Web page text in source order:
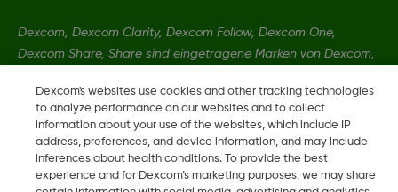
Dexcom, Dexcom Clarity, Dexcom Follow, Dexcom One,
Dexcom Share, Share sind eingetragene Marken von Dexcom,
eingetragen.
MAT-6661
Dexcom's websites use cookies and other tracking technologies
to analyze performance on our websites and to collect
information about your use of the websites, which include IP
address, preferences, and device information, and may include
inferences about health conditions. To provide the best
experience and for Dexcom’s marketing purposes, we may share